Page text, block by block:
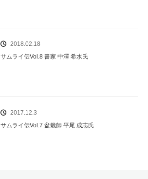
2018.02.18
サムライ伝Vol.8 書家 中澤 希水氏
2017.12.3
サムライ伝Vol.7 盆栽師 平尾 成志氏